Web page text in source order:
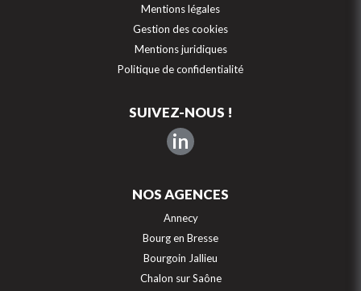
Mentions légales
Gestion des cookies
Mentions juridiques
Politique de confidentialité
SUIVEZ-NOUS !
in
NOS AGENCES
Annecy
Bourg en Bresse
Bourgoin Jallieu
Chalon sur Saône